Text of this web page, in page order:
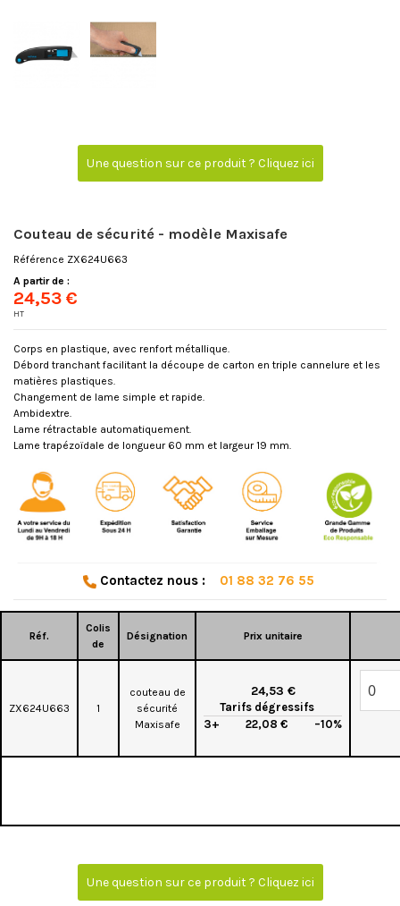
Une question sur ce produit ? Cliquez ici
Couteau de sécurité - modèle Maxisafe
Référence ZX624U663
A partir de :
24,53 €
HT
Corps en plastique, avec renfort métallique.
Débord tranchant facilitant la découpe de carton en triple cannelure et les
matières plastiques.
Changement de lame simple et rapide.
Ambidextre.
Lame rétractable automatiquement.
Lame trapézoïdale de longueur 60 mm et largeur 19 mm.
Contactez nous : 01 88 32 76 55
Réf.
Colis
de
Désignation Prix unitaire
ZX624U663 1
couteau de
sécurité
Maxisafe
24,53 €
Tarifs dégressifs
3+
22,08 € –10%
Une question sur ce produit ? Cliquez ici